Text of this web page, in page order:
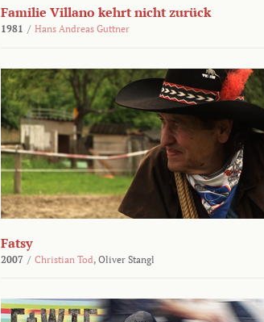
Familie Villano kehrt nicht zurück
1981 / Hans Andreas Guttner
Fatsy
2007 / Christian Tod, Oliver Stangl